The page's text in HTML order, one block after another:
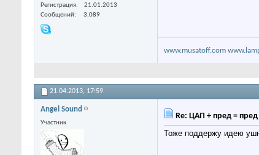
Регистрация
21.01.2013
Сообщений
3,089
www.musatoff.com
21.04.2013, 17:59
Angel Sound
Участник
Re: ЦАП + пред =
Тоже поддержу идею